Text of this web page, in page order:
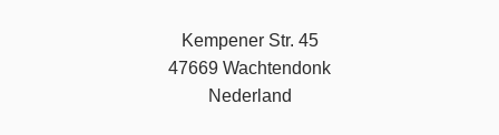
Kempener Str. 45
47669 Wachtendonk
Nederland